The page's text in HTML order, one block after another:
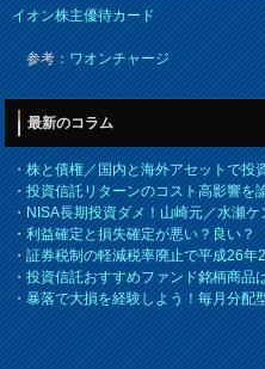
イオン株主優待カード
参考：ワオンチャージ
最新のコラム
・株と債権／国内と海外アセットで投
・投資信託リターンのコスト高影響を
・NISA長期投資ダメ！山崎元／水瀬
・利益確定と損失確定が悪い？良い？
・証券税制の軽減税率廃止で平成26
・投資信託おすすめファンド銘柄商品
・暴落で大損を経験しよう！毎月分配